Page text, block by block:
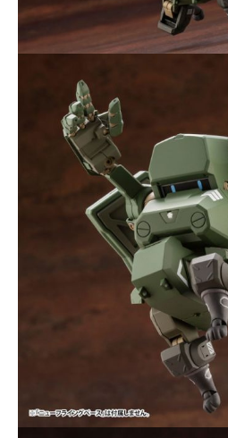
東海門市自取，需自備購物袋取貨唷。